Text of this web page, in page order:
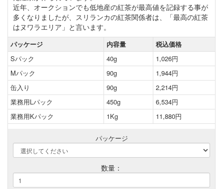
近年、オークションでも低地産の紅茶が最高値を記録する事が
多くなりましたが、スリランカの紅茶関係者は、「最高の紅茶
はヌワラエリア」と言います。
パッケージ 内容量
税込価格
Sパック
40g
1,026円
Mパック
90g
1,944円
缶入り
90g
2,214円
業務用Lパック
450g
6,534円
業務用Kパック
1Kg 11,880円
パッケージ
数量：